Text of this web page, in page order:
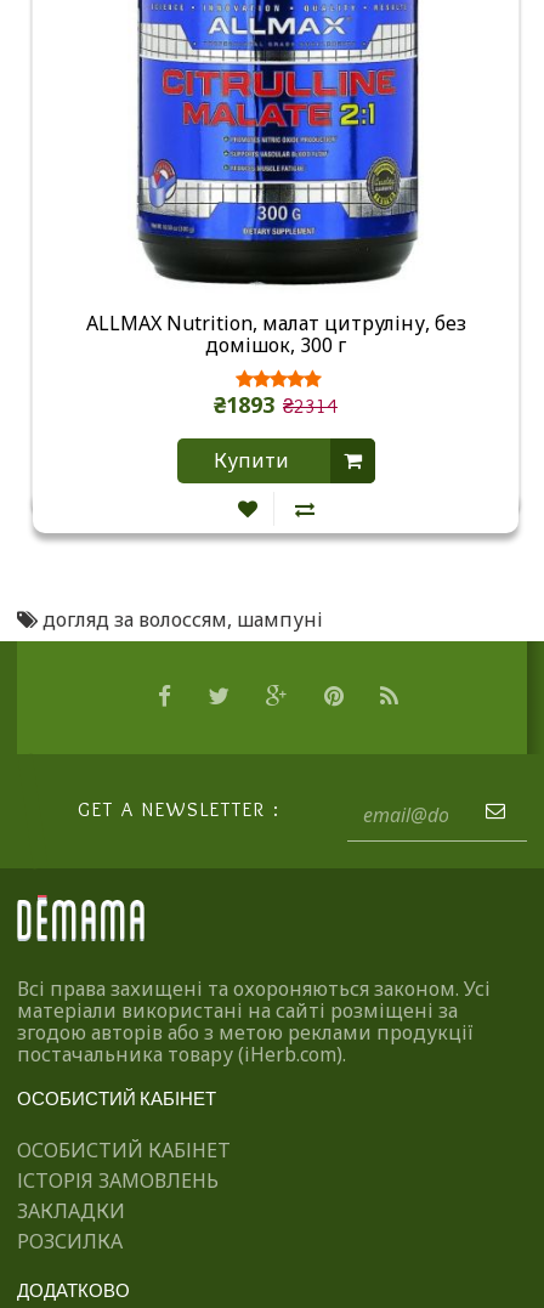
ALLMAX Nutrition, малат цитруліну, без
домішок, 300 г
₴1893 ₴2314
Купити
догляд за волоссям, шампуні
GET A NEWSLETTER :
Всі права захищені та охороняються законом. Усі
матеріали використані на сайті розміщені за
згодою авторів або з метою реклами продукції
постачальника товару (iHerb.com).
ОСОБИСТИЙ КАБІНЕТ
ОСОБИСТИЙ КАБІНЕТ
ІСТОРІЯ ЗАМОВЛЕНЬ
ЗАКЛАДКИ
РОЗСИЛКА
ДОДАТКОВО